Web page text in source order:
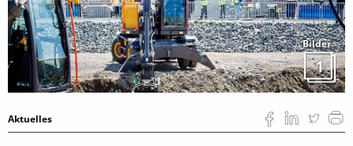
Bilder
1
Aktuelles